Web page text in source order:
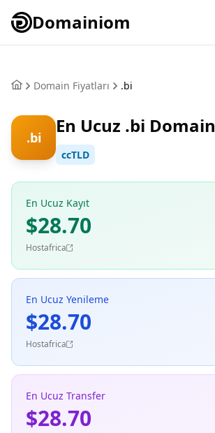
Domainiom
Domain Fiyatları .bi
.bi
En Ucuz .bi Domain
ccTLD
En Ucuz Kayıt
$28.70
Hostafrica
En Ucuz Yenileme
$28.70
Hostafrica
En Ucuz Transfer
$28.70